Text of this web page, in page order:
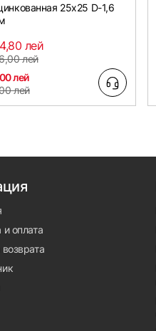
25х25 D-1,6
лей
лей
лей
лей
оплата